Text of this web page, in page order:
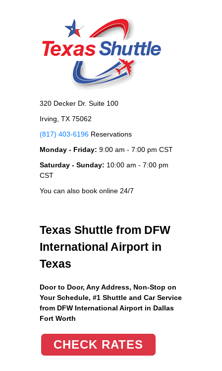
320 Decker Dr. Suite 100
Irving, TX 75062
(817) 403-6196 Reservations
Monday - Friday: 9:00 am - 7:00 pm CST
Saturday - Sunday: 10:00 am - 7:00 pm
CST
You can also book online 24/7
Texas Shuttle from DFW
International Airport in
Texas
Door to Door, Any Address, Non-Stop on
Your Schedule, #1 Shuttle and Car Service
from DFW International Airport in Dallas
Fort Worth
CHECK RATES